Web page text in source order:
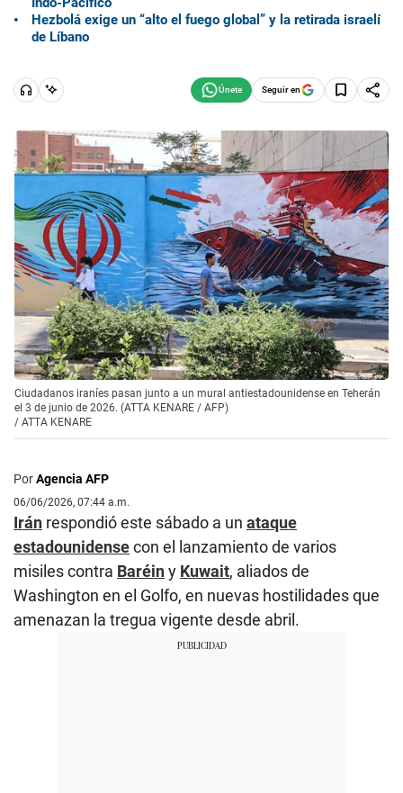
Hezbolá exige un “alto el fuego global” y la retirada israelí
de Líbano
Seguir en
Ciudadanos iraníes pasan junto a un mural antiestadounidense en Teherán
el 3 de junio de 2026. (ATTA KENARE / AFP)
/ ATTA KENARE
PorAgencia AFP
06/06/2026, 07:44 a.m.
Irán respondió este sábado a un ataque
estadounidensecon el lanzamiento de varios
misiles contra Baréiny Kuwait, aliados de
Washington en el Golfo, en nuevas hostilidades que
amenazan la tregua vigente desde abril.